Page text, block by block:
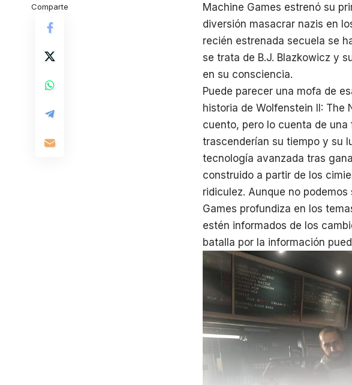
Comparte
Machine Games estrenó su
diversión masacrar nazis en
recién estrenada secuela se
se trata de B.J. Blazkowicz y
en su consciencia.
Puede parecer una mofa de
historia de Wolfenstein II: The
cuento, pero lo cuenta de una
trascenderían su tiempo y su
tecnología avanzada tras
construido a partir de los
ridiculez. Aunque no
Games profundiza en los
estén informados de los
batalla por la información